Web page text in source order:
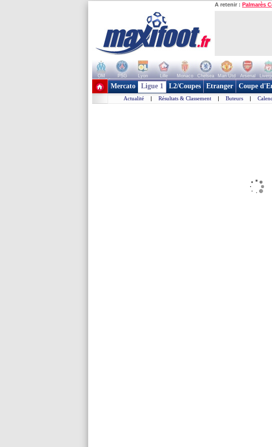
A retenir : Palmarès
OM PSG Lyon Lille Monaco Chelsea Man Utd Arsenal
+ de clubs
Mercato Ligue 1 L2/Coupes Etranger Coupe
Actualité | Résultats & Classement | Buteurs |